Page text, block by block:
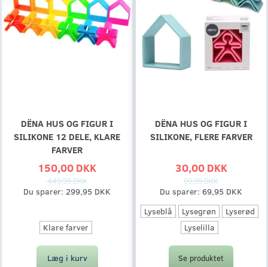
DËNA HUS OG FIGUR I
SILIKONE 12 DELE, KLARE
FARVER
150,00 DKK
449,95 DKK
Du sparer: 299,95 DKK
Klare farver
Læg i kurv
DËNA HUS OG FIGUR I
SILIKONE, FLERE FARVER
30,00 DKK
99,95 DKK
Du sparer: 69,95 DKK
Lyseblå
Lysegrøn
Lyserød
Lyselilla
Se produktet